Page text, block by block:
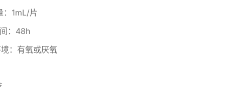
片
48h
有氧或厌氧